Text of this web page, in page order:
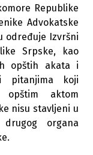
Republike
Advokatske
određuje Izvršni
Srpske, kao
opštih akata i
pitanjima koji
aktom
nisu stavljeni u
organa